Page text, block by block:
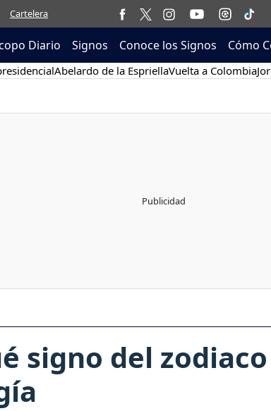
Cartelera
Diario Signos Conoce los Signos Cómo
Abelardo de la EspriellaVuelta a Colombia
signo del